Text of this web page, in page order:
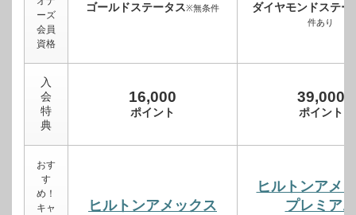
ーズ
会員
資格
ゴールドステータス※無条件 ダイヤモンドステー
件あり
入
会
特
典
16,000
ポイント
39,000
ポイント
おす
す
め！
キャ
ヒルトンアメックス
ヒルトンアメ
プレミアム